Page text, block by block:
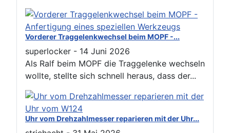
Vorderer Traggelenkwechsel beim MOPF -...
superlocker - 14 Juni 2026
Als Ralf beim MOPF die Traggelenke wechseln
wollte, stellte sich schnell heraus, dass der...
Uhr vom Drehzahlmesser reparieren mit der Uhr...